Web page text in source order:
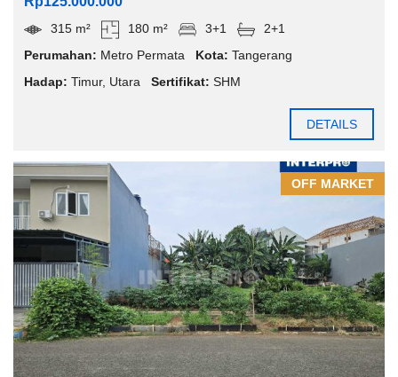
315 m² 180 m² 3+1
2+1
Perumahan: Metro Permata Kota: Tangerang
Hadap: Timur, Utara Sertifikat: SHM
DETAILS
OFF MARKET